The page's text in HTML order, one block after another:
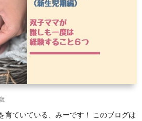
ズ
の
育ていている、みーです！ このブログは